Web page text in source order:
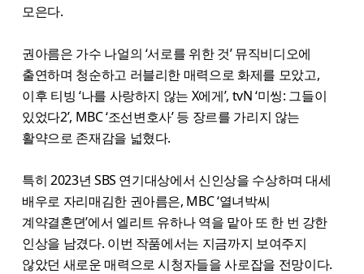
모은다.
권아름은 가수 나얼의 ‘서로를 위한 것’ 뮤직비디오에
출연하며 청순하고 러블리한 매력으로 화제를 모았고,
이후 티빙 ‘나를 사랑하지 않는 X에게’, tvN ‘미씽: 그들이
있었다2’, MBC ‘조선변호사’ 등 장르를 가리지 않는
활약으로 존재감을 넓혔다.
특히 2023년 SBS 연기대상에서 신인상을 수상하며 대세
배우로 자리매김한 권아름은, MBC ‘열녀박씨
계약결혼뎐’에서 엘리트 유하나 역을 맡아 또 한 번 강한
인상을 남겼다. 이번 작품에서는 지금까지 보여주지
않았던 새로운 매력으로 시청자들을 사로잡을 전망이다.